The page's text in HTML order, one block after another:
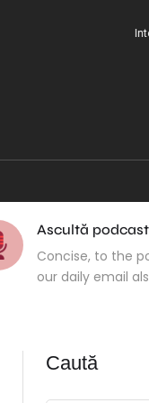
Ascultă
Concise, to the
our daily email
Caută